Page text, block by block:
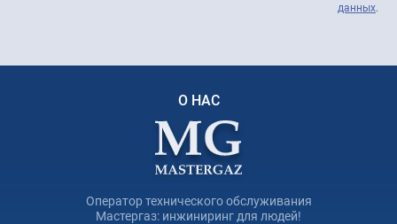
данных.
О НАС
Оператор технического обслуживания
Мастергаз: инжиниринг для людей!